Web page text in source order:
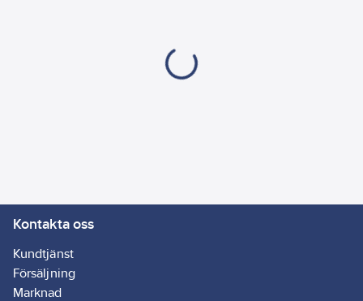
Kontakta oss
Kundtjänst
Försäljning
Marknad